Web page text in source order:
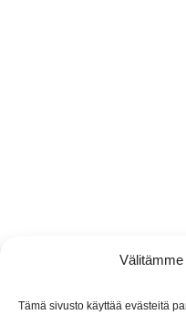
Tämä sivusto käyttää evästeitä